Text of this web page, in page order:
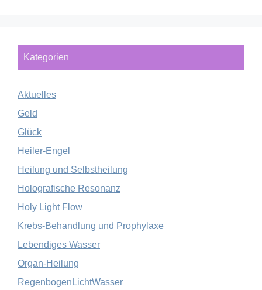
Kategorien
Aktuelles
Geld
Glück
Heiler-Engel
Heilung und Selbstheilung
Holografische Resonanz
Holy Light Flow
Krebs-Behandlung und Prophylaxe
Lebendiges Wasser
Organ-Heilung
RegenbogenLichtWasser